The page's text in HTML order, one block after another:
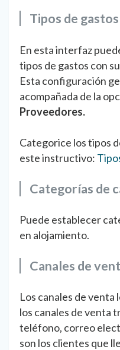
Tipos de gastos
En esta interfaz
tipos de gastos con
Esta configuración
acompañada de la
Proveedores.
Categorice los tipos
este instructivo:
Categorías de
Puede establecer
en alojamiento.
Canales de
Los canales de
los canales de venta
teléfono, correo
son los clientes que